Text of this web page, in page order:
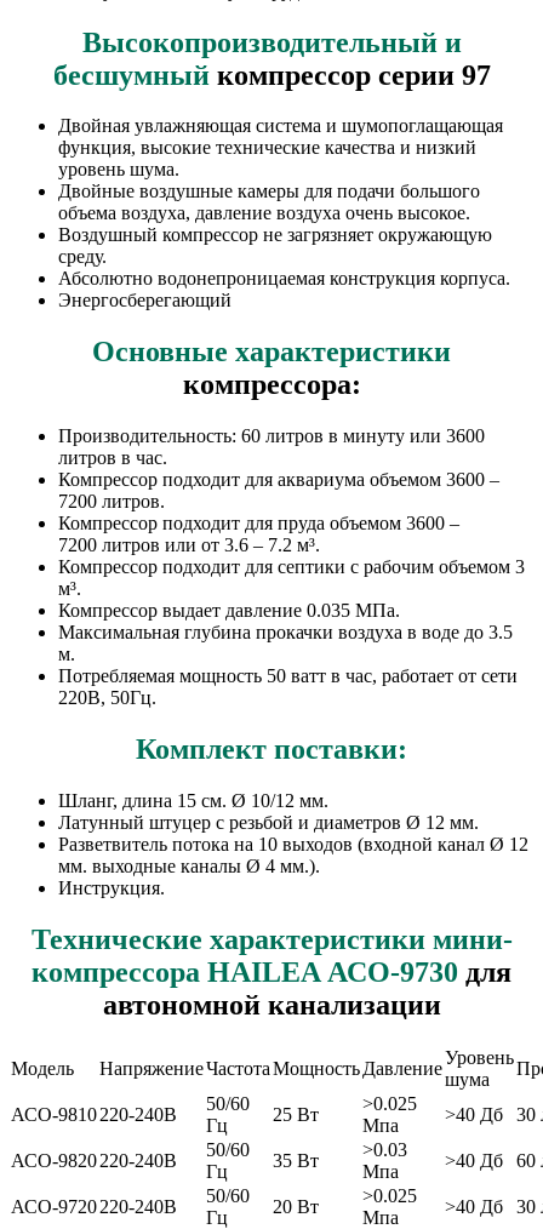
Высокопроизводительный и
бесшумныйкомпрессор серии 97
Двойная увлажняющая система и шумопоглащающая
функция, высокие технические качества и низкий
уровень шума.
Двойные воздушные камеры для подачи большого
объема воздуха, давление воздуха очень высокое.
Воздушный компрессор не загрязняет окружающую
среду.
Абсолютно водонепроницаемая конструкция корпуса.
Энергосберегающий
Основные характеристики
компрессора:
Производительность: 60 литров в минуту или 3600
литров в час.
Компрессор подходит для аквариума объемом 3600 –
7200 литров.
Компрессор подходит для пруда объемом 3600 –
7200 литров или от 3.6 – 7.2 м³.
Компрессор подходит для септики с рабочим объемом 3
м³.
Компрессор выдает давление 0.035 МПа.
Максимальная глубина прокачки воздуха в воде до 3.5
м.
Потребляемая мощность 50 ватт в час, работает от сети
220В, 50Гц.
Комплект поставки:
Шланг, длина 15 см. Ø 10/12 мм.
Латунный штуцер с резьбой и диаметров Ø 12 мм.
Разветвитель потока на 10 выходов (входной канал Ø 12
мм. выходные каналы Ø 4 мм.).
Инструкция.
Технические характеристики мини-
компрессора HAILEA АСО-9730 для
автономной канализации
Модель НапряжениеЧастотаМощностьДавление
Уровень
шума
АСО-9810220-240В
50/60
Гц
25 Вт
>0.025
Мпа
>40 Дб 30
АСО-9820220-240В
50/60
Гц
35 Вт
>0.03
Мпа
>40 Дб 60
АСО-9720220-240В
50/60
Гц
20 Вт
>0.025
Мпа
>40 Дб 30